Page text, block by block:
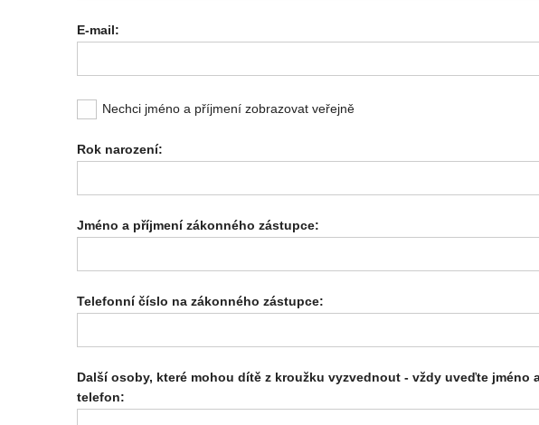
E-mail:
Nechci jméno a příjmení zobrazovat veřejně
Rok narození:
Jméno a příjmení zákonného zástupce:
Telefonní číslo na zákonného zástupce:
Další osoby, které mohou dítě z kroužku vyzvednout - vždy uveďte jméno
telefon: